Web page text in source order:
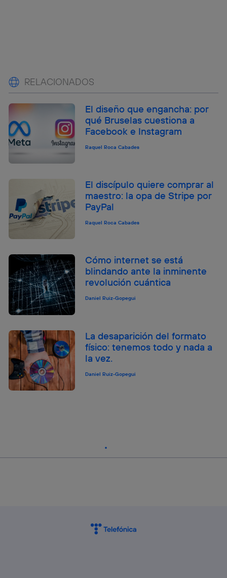
RELACIONADOS
El diseño que engancha: por
qué Bruselas cuestiona a
Facebook e Instagram
Raquel Roca Cabades
El discípulo quiere comprar al
maestro: la opa de Stripe por
PayPal
Raquel Roca Cabades
Cómo internet se está
blindando ante la inminente
revolución cuántica
Daniel Ruiz-Gopegui
La desaparición del formato
físico: tenemos todo y nada a
la vez.
Daniel Ruiz-Gopegui